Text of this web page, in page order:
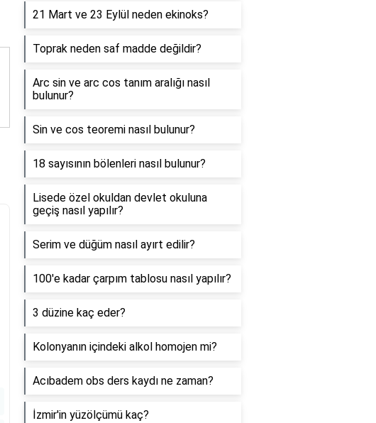
21 Mart ve 23 Eylül neden ekinoks?
Toprak neden saf madde değildir?
Arc sin ve arc cos tanım aralığı nasıl
bulunur?
Sin ve cos teoremi nasıl bulunur?
18 sayısının bölenleri nasıl bulunur?
Lisede özel okuldan devlet okuluna
geçiş nasıl yapılır?
Serim ve düğüm nasıl ayırt edilir?
100'e kadar çarpım tablosu nasıl yapılır?
3 düzine kaç eder?
Kolonyanın içindeki alkol homojen mi?
Acıbadem obs ders kaydı ne zaman?
İzmir'in yüzölçümü kaç?